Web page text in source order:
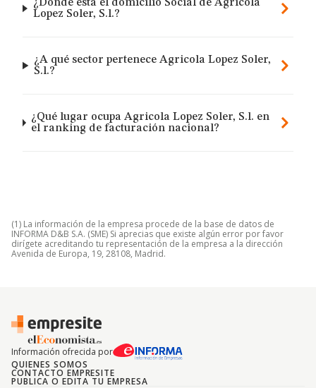
¿Dónde está el domicilio Social de Agricola
Lopez Soler, S.l.?
¿A qué sector pertenece Agricola Lopez Soler,
S.l.?
¿Qué lugar ocupa Agricola Lopez Soler, S.l. en
el ranking de facturación nacional?
(1) La información de la empresa procede de la base de datos de
INFORMA D&B S.A. (SME) Si aprecias que existe algún error por favor
dirígete acreditando tu representación de la empresa a la dirección
Avenida de Europa, 19, 28108, Madrid.
Información ofrecida por
QUIENES SOMOS
CONTACTO EMPRESITE
PUBLICA O EDITA TU EMPRESA